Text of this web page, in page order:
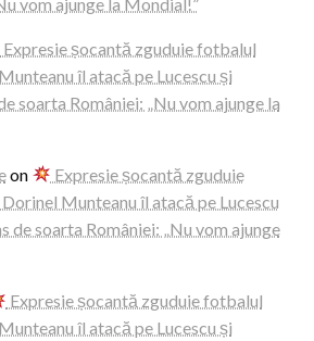
Expresie șocantă zguduie fotbalul
îl atacă pe Lucescu și
soarta României: „Nu vom ajunge la
on
Expresie șocantă zguduie
Munteanu îl atacă pe Lucescu
de soarta României: „Nu vom ajunge
Expresie șocantă zguduie fotbalul
îl atacă pe Lucescu și